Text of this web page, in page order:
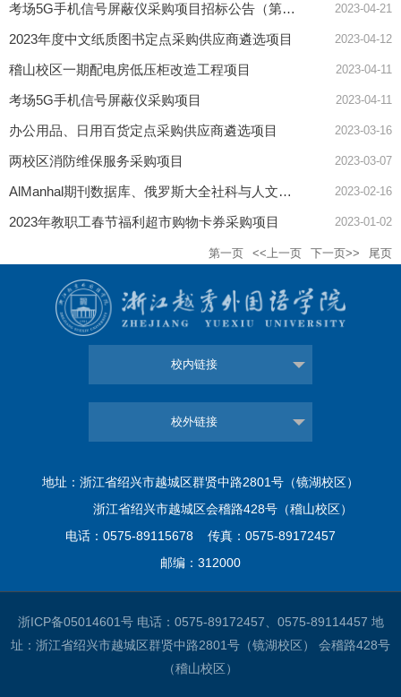
考场5G手机信号屏蔽仪采购项目招标公告（第二次） 2023-04-21
2023年度中文纸质图书定点采购供应商遴选项目 2023-04-12
稽山校区一期配电房低压柜改造工程项目 2023-04-11
考场5G手机信号屏蔽仪采购项目 2023-04-11
办公用品、日用百货定点采购供应商遴选项目 2023-03-16
两校区消防维保服务采购项目 2023-03-07
AlManhal期刊数据库、俄罗斯大全社科与人文科学电子期刊及DeGruyter德语电子期刊数据库采购项目 2023-02-16
2023年教职工春节福利超市购物卡券采购项目 2023-01-02
第一页 <<上一页 下一页>> 尾页
校内链接
校外链接
地址：浙江省绍兴市越城区群贤中路2801号（镜湖校区）
浙江省绍兴市越城区会稽路428号（稽山校区）
电话：0575-89115678 传真：0575-89172457
邮编：312000
浙ICP备05014601号电话：0575-89172457、0575-89114457 地
址：浙江省绍兴市越城区群贤中路2801号（镜湖校区） 会稽路428号
（稽山校区）